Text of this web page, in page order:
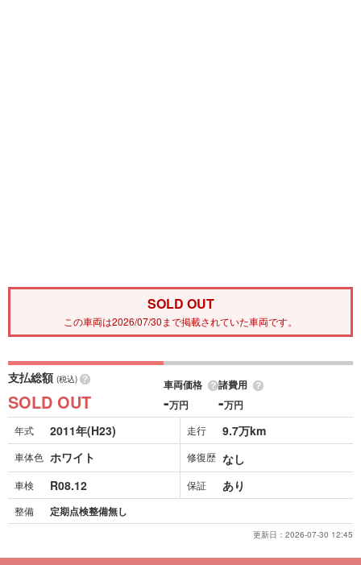
SOLD OUT
この車両は2026/07/30まで掲載されていた車両です。
支払総額 (税込)
SOLD OUT
車両価格
-万円
諸費用
-万円
年式 2011年(H23) 走行 9.7万km
車体色 ホワイト 修復歴 なし
車検 R08.12 保証 あり
整備 定期点検整備無し
更新日： 2026-07-30 12:45